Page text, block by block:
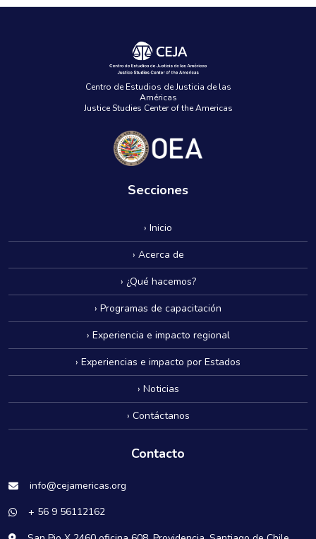
Centro de Estudios de Justicia de las
Américas
Justice Studies Center of the Americas
Secciones
› Inicio
› Acerca de
› ¿Qué hacemos?
› Programas de capacitación
› Experiencia e impacto regional
› Experiencias e impacto por Estados
› Noticias
› Contáctanos
Contacto
info@cejamericas.org
+ 56 9 56112162